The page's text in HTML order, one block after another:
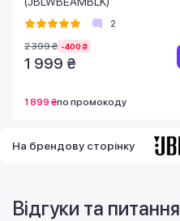
2
2 399 ₴ -400 ₴
1 999 ₴
1 899 ₴по промокоду
На брендову сторінку
Відгуки та питання